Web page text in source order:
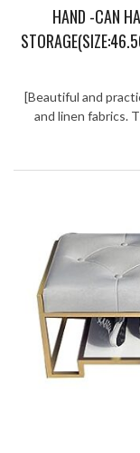
HAND -CAN
[Beautiful and
and linen fabrics.